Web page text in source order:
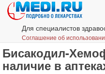
Для специалистов
Соглашение об
Бисакодил-
наличие в